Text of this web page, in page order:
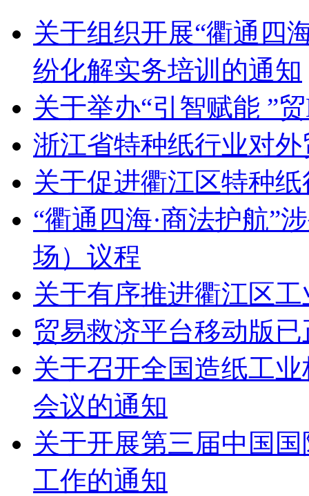
关于组织开展“衢通四
纷化解实务培训的通知
关于举办“引智赋能 ”
浙江省特种纸行业对
关于促进衢江区特种
“衢通四海·商法护航”
场）议程
关于有序推进衢江区
贸易救济平台移动版
关于召开全国造纸工
会议的通知
关于开展第三届中国
工作的通知